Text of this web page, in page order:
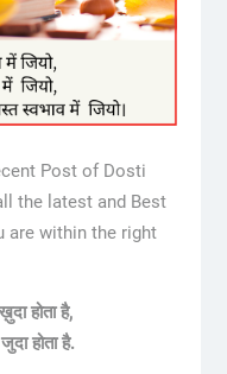
Post of Dosti
the latest and Best
are within the right
होता है,
होता है.